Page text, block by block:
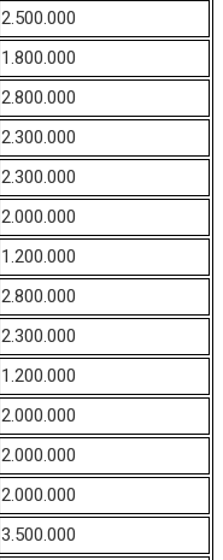
2.500.000
1.800.000
2.800.000
2.300.000
2.300.000
2.000.000
1.200.000
2.800.000
2.300.000
1.200.000
2.000.000
2.000.000
2.000.000
3.500.000